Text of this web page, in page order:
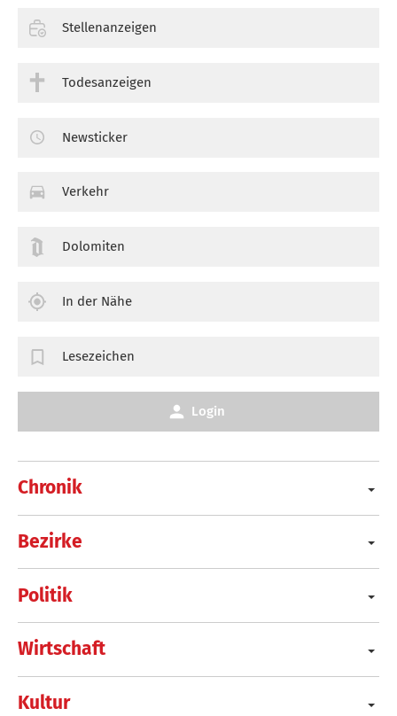
Chronik
Bezirke
Politik
Wirtschaft
Kultur
Stellenanzeigen
Todesanzeigen
Newsticker
Verkehr
Dolomiten
In der Nähe
Lesezeichen
Login